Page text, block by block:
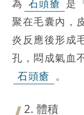
為 石頭瘡 是
聚在毛囊內，
炎反應後形成
孔，悶成氣血
石頭瘡 。
2. 體積